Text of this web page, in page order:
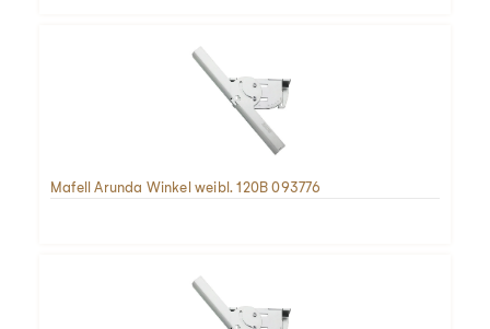
Mafell Arunda Winkel weibl. 120B 093776